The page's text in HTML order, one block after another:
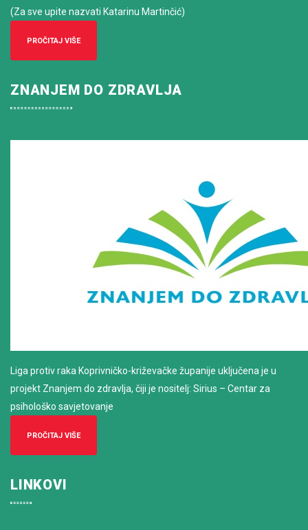
(Za sve upite nazvati Katarinu Martinčić)
PROČITAJ VIŠE
ZNANJEM DO ZDRAVLJA
Liga protiv raka Koprivničko-križevačke županije uključena je u
projekt Znanjem do zdravlja, čiji je nositelj: Sirius – Centar za
psihološko savjetovanje
PROČITAJ VIŠE
LINKOVI